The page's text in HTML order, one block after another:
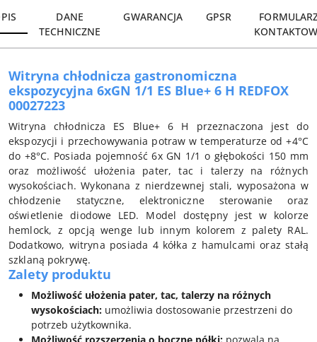
DANE
TECHNICZNE
GWARANCJA GPSR
Witryna chłodnicza gastronomiczna
ekspozycyjna 6xGN 1/1 ES Blue+ 6 H REDFOX
00027223
Witryna chłodnicza ES Blue+ 6 H przeznaczona jest do
ekspozycji i przechowywania potraw w temperaturze od +4°C
do +8°C. Posiada pojemność 6x GN 1/1 o głębokości 150 mm
oraz możliwość ułożenia pater, tac i talerzy na różnych
wysokościach. Wykonana z nierdzewnej stali, wyposażona w
chłodzenie statyczne, elektroniczne sterowanie oraz
oświetlenie diodowe LED. Model dostępny jest w kolorze
hemlock, z opcją wenge lub innym kolorem z palety RAL.
Dodatkowo, witryna posiada 4 kółka z hamulcami oraz stałą
szklaną pokrywę.
Zalety produktu
Możliwość ułożenia pater, tac, talerzy na różnych
wysokościach: umożliwia dostosowanie przestrzeni do
potrzeb użytkownika.
Możliwość rozszerzenia o boczne półki: pozwala na